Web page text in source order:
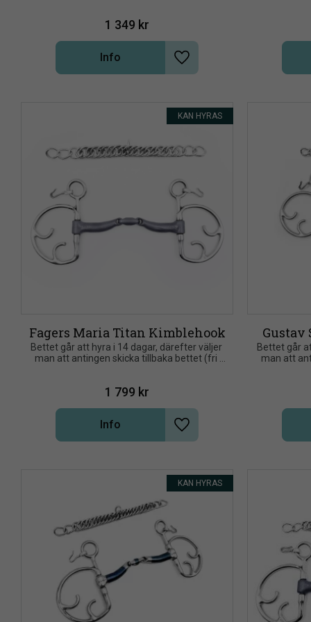
bettet. Fakturan justeras manuellt om Du
stå hela priset när Du går till kassan men
fakturan för hyran blir på 250 kronor.
Hyreskostnaden gäller för hyra av ett bett,
bettet för 250 kronor i 14 dagar, fakturan
korrigeras då manuellt av oss.
1 349 kr
Lägg till i önskelista
Info
bettet.
stå hela
bettet för
Fagers Maria Titan Kimblehook
Bettet går att hyra i 14 dagar, därefter väljer
man att antingen skicka tillbaka bettet (fri
bettet. Fakturan justeras manuellt om Du
stå hela priset när Du går till kassan men
fakturan för hyran blir på 250 kronor.
Hyreskostnaden gäller för hyra av ett bett,
bettet för 250 kronor i 14 dagar, fakturan
korrigeras då manuellt av oss.
1 799 kr
KAN HYRAS
Lägg till i önskelista
Info
Bettet går
man att
bettet.
stå hela
bettet för
KAN HYRAS